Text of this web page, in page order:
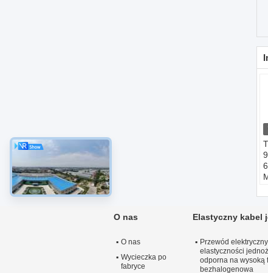
O nas
O nas
Wycieczka po
fabryce
Elastyczny kabel
Przewód
elastyczności
odporna na wysoką
bezhalogenowa